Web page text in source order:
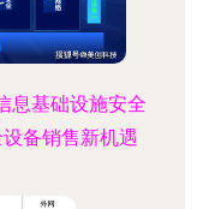
息基础设施安全
备销售新机遇